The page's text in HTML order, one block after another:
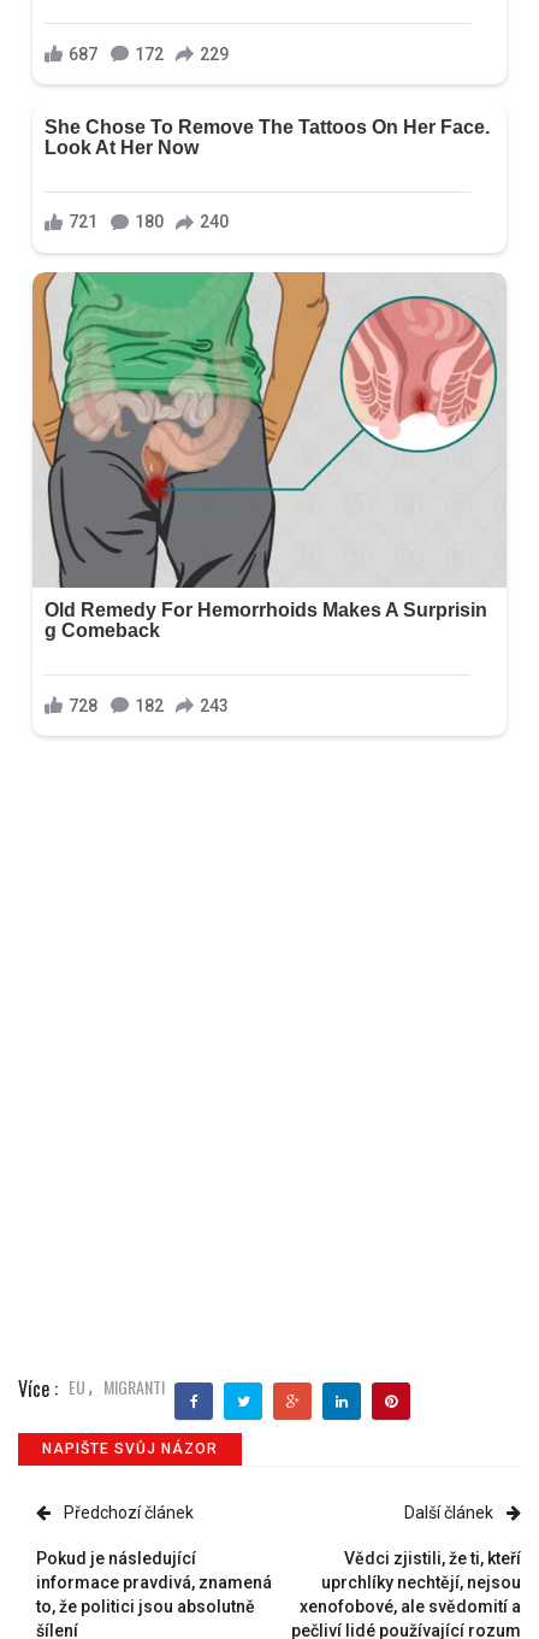
Více : EU , MIGRANTI
NAPIŠTE SVŮJ NÁZOR
Předchozí článek
Pokud je následující
informace pravdivá, znamená
to, že politici jsou absolutně
šílení
Další článek
Vědci zjistili, že ti, kteří
uprchlíky nechtějí, nejsou
xenofobové, ale svědomití a
pečliví lidé používající rozum